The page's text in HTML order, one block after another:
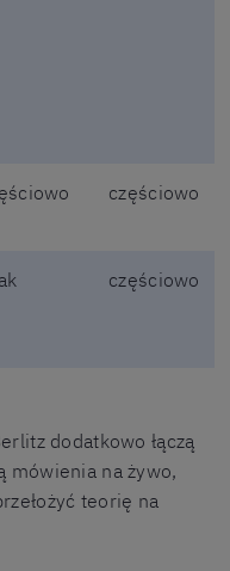
częściowo
częściowo
dodatkowo łączą
mówienia na żywo,
teorię na